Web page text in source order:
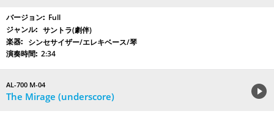
Full
サントラ(劇伴)
シンセサイザー/エレキベース/琴
2:34
AL-700 M-04
The Mirage (underscore)